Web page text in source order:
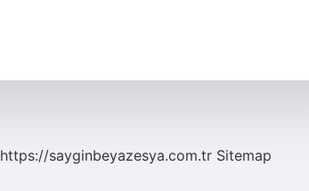
https://sayginbeyazesya.com.tr Sitemap